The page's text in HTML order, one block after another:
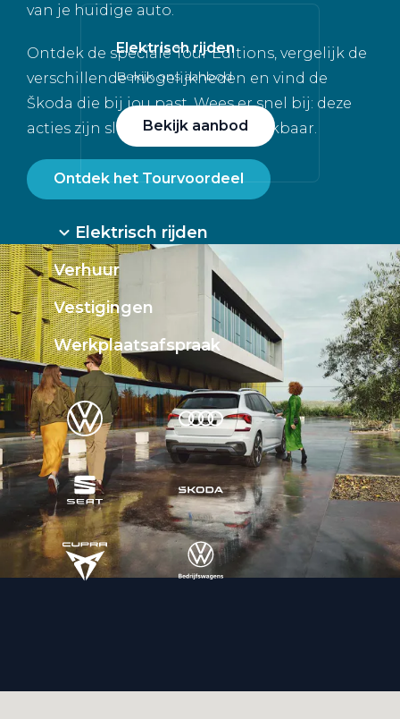
Elektrisch rijden
Bekijk ons aanbod
Bekijk aanbod
Elektrisch rijden
Verhuur
Vestigingen
Werkplaatsafspraak
van je huidige auto.
Ontdek de speciale Tour Editions, vergelijk de
verschillende mogelijkheden en vind de
Škoda die bij jou past. Wees er snel bij: deze
acties zijn slechts tijdelijk beschikbaar.
Ontdek het Tourvoordeel